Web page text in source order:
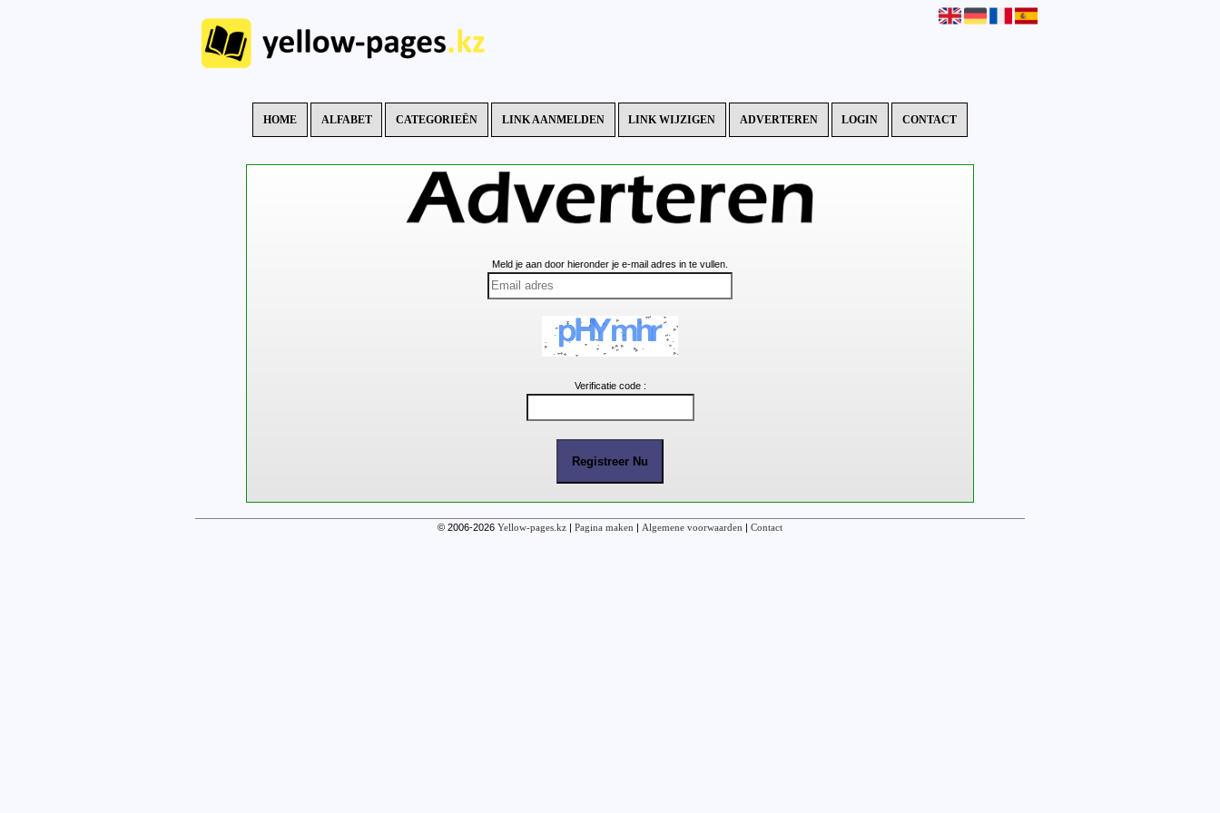
HOME ALFABET CATEGORIEËN LINK AANMELDEN LINK WIJZIGEN ADVERTEREN LOGIN CONTACT
Meld je aan door hieronder je e-mail adres in te vullen.
Verificatie code :
© 2006-2026 Yellow-pages.kz| Pagina maken | Algemene voorwaarden | Contact